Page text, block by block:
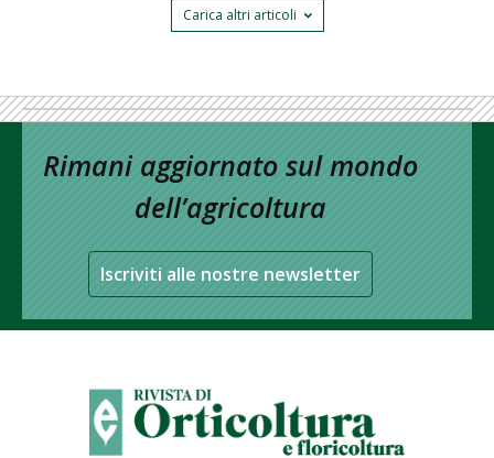
Carica altri articoli
Rimani aggiornato sul mondo
dell’agricoltura
Iscriviti alle nostre newsletter